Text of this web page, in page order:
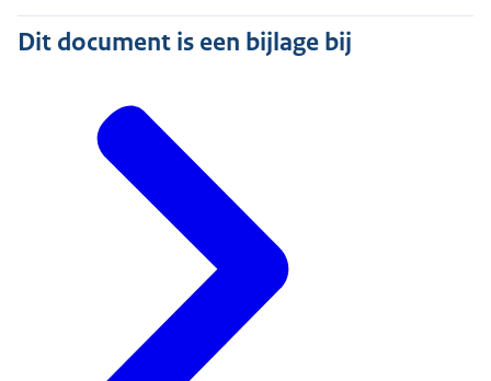
Dit document is een bijlage bij